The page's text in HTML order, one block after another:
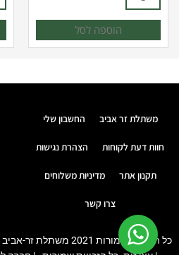
הוספה לסל
משתלת זר אביב החשבון שלי
חוות דעת לקוחות הצהרת נגישות
תקנון אתר מדיניות משלוחים
צרו קשר
כל הזכויות שמורות